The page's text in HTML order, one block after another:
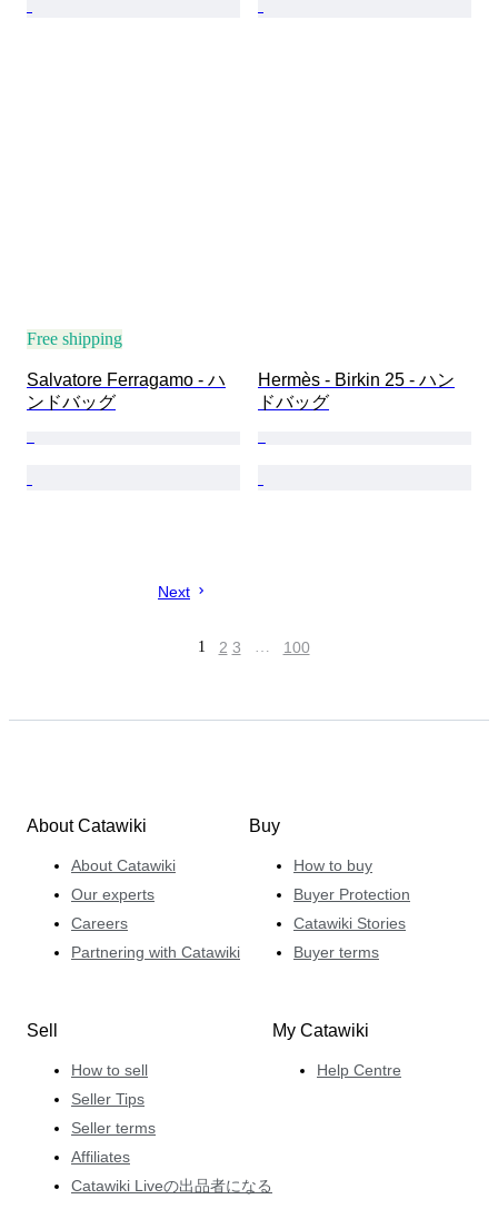
Free shipping
Salvatore Ferragamo - ハ
ンドバッグ
Hermès - Birkin 25 - ハン
ドバッグ
Next
1 2 3 … 100
About Catawiki
About Catawiki
Our experts
Careers
Partnering with Catawiki
Buy
How to buy
Buyer Protection
Catawiki Stories
Buyer terms
Sell
How to sell
Seller Tips
Seller terms
Affiliates
Catawiki Liveの出品者になる
My Catawiki
Help Centre